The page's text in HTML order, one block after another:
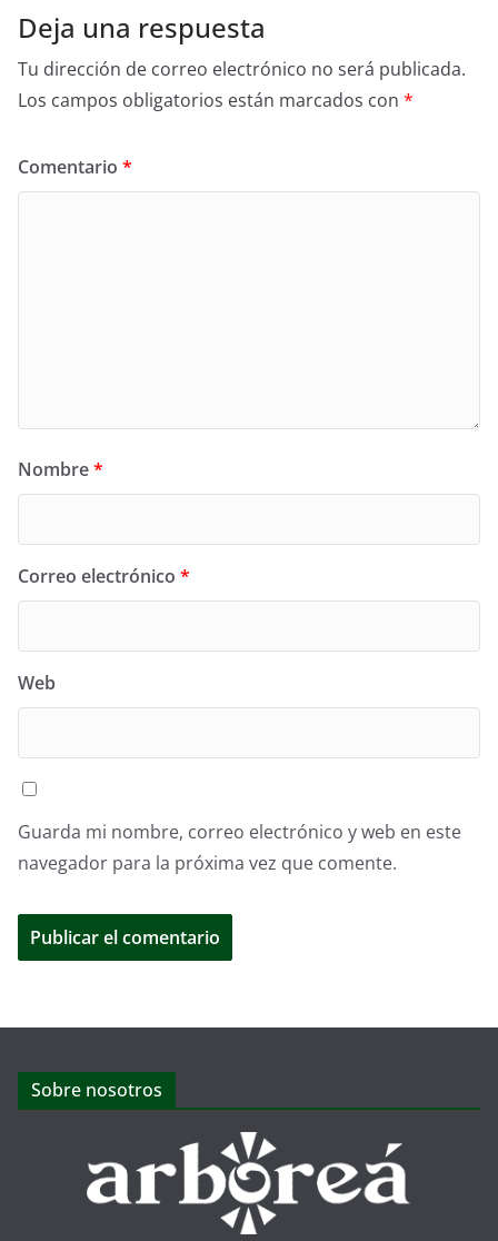
Deja una respuesta
Tu dirección de correo electrónico no será publicada.
Los campos obligatorios están marcados con *
Comentario *
Nombre*
Correo electrónico *
Web
Guarda mi nombre, correo electrónico y web en este
navegador para la próxima vez que comente.
Sobre nosotros